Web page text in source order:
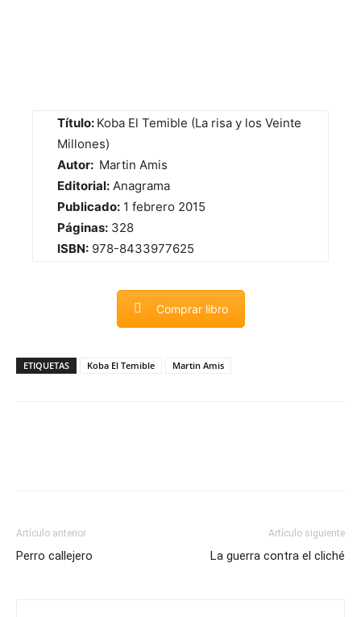
Título: Koba El Temible (La risa y los Veinte
Millones)
Autor: Martin Amis
Editorial: Anagrama
Publicado: 1 febrero 2015
Páginas: 328
ISBN: 978-8433977625
Comprar libro
ETIQUETAS Koba El Temible Martin Amis
Artículo anterior
Perro callejero
Artículo siguiente
La guerra contra el cliché